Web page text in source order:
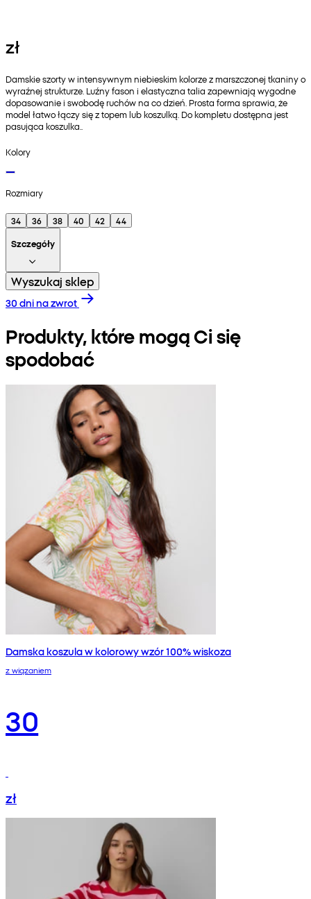
zł
Damskie szorty w intensywnym niebieskim kolorze z marszczonej tkaniny o
wyraźnej strukturze. Luźny fason i elastyczna talia zapewniają wygodne
dopasowanie i swobodę ruchów na co dzień. Prosta forma sprawia, że
model łatwo łączy się z topem lub koszulką. Do kompletu dostępna jest
pasująca koszulka..
Kolory
Rozmiary
34 36 38 40 42
44
Szczegóły
Wyszukaj sklep
30 dni na zwrot
Produkty, które mogą Ci się
spodobać
Damska koszula w kolorowy wzór 100% wiskoza
z wiązaniem
30
zł